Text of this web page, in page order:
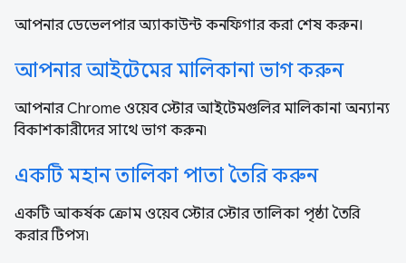
আপনার ডেভেলপার অ্যাকাউন্ট কনফিগার করা শেষ করুন।
আপনার আইটেমের মালিকানা ভাগ করুন
আপনার Chrome ওয়েব স্টোর আইটেমগুলির মালিকানা অন্যান্য
বিকাশকারীদের সাথে ভাগ করুন৷
একটি মহান তালিকা পাতা তৈরি করুন
একটি আকর্ষক ক্রোম ওয়েব স্টোর স্টোর তালিকা পৃষ্ঠা তৈরি
করার টিপস৷